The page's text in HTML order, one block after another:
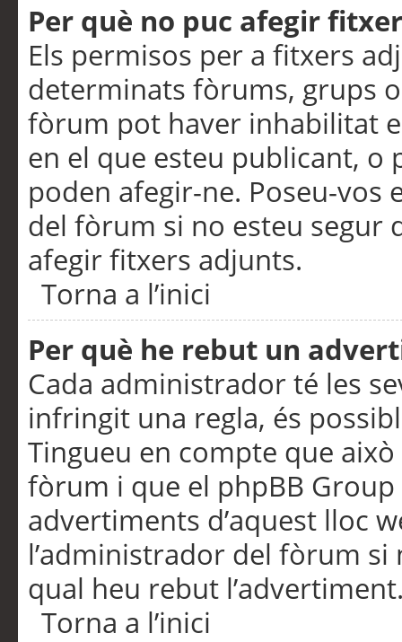
Per què no puc afegir
Els permisos per a fitxers
determinats fòrums, grups
fòrum pot haver inhabilitat
en el que esteu publicant,
poden afegir-ne. Poseu-vos
del fòrum si no esteu segur
afegir fitxers adjunts.
Torna a l’inici
Per què he rebut un
Cada administrador té les
infringit una regla, és
Tingueu en compte que
fòrum i que el phpBB
advertiments d’aquest lloc
l’administrador del fòrum
qual heu rebut
Torna a l’inici